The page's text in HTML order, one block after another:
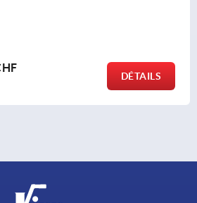
2,51 CHF